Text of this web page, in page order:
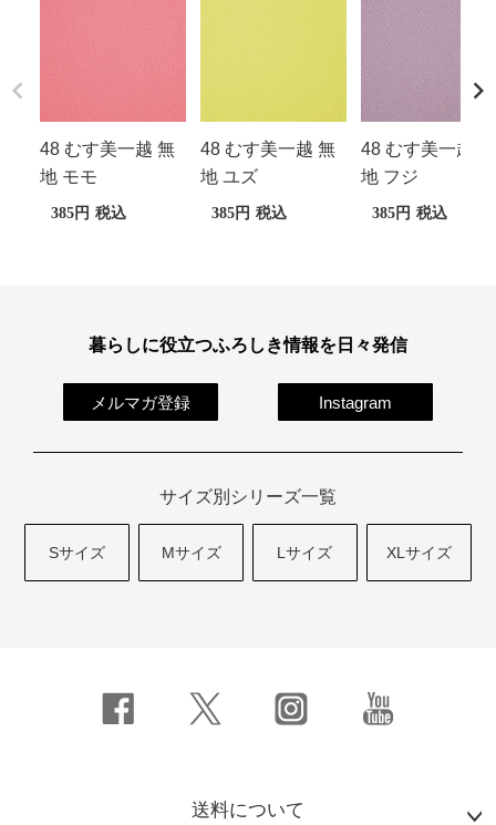
48 むす美一越 無
地 モモ
385 税込
48 むす美一越 無
地 ユズ
385 税込
48 むす美一越 無
地 フジ
385 税込
暮らしに役立つふろしき情報を日々発信
メルマガ登録 Instagram
サイズ別シリーズ一覧
Sサイズ Mサイズ Lサイズ XLサイズ
送料について